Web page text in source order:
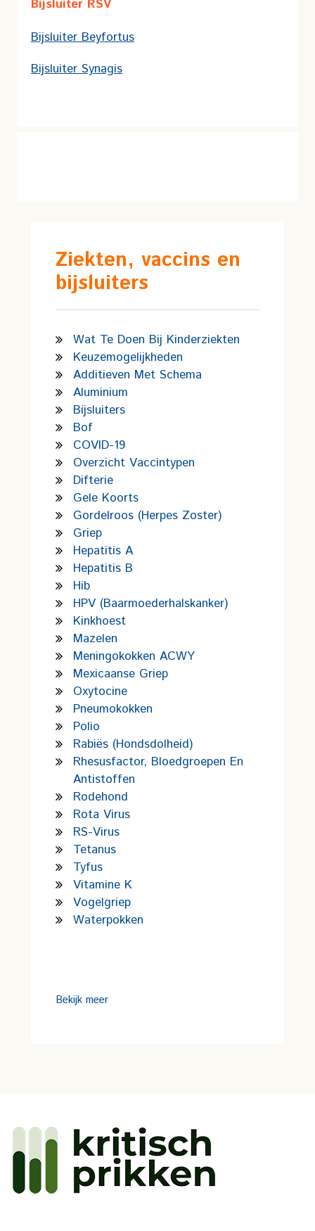
Ziekten, vaccins en
bijsluiters
Wat Te Doen Bij Kinderziekten
Keuzemogelijkheden
Additieven Met Schema
Aluminium
Bijsluiters
Bof
COVID-19
Overzicht Vaccintypen
Difterie
Gele Koorts
Gordelroos (Herpes Zoster)
Griep
Hepatitis A
Hepatitis B
Hib
HPV (Baarmoederhalskanker)
Kinkhoest
Mazelen
Meningokokken ACWY
Mexicaanse Griep
Oxytocine
Pneumokokken
Polio
Rabiës (hondsdolheid)
Rhesusfactor, Bloedgroepen En
Antistoffen
Rodehond
Rota Virus
RS-Virus
Tetanus
Tyfus
Vitamine K
Vogelgriep
Waterpokken
Bekijk meer
Bijsluiter RSV
Bijsluiter Beyfortus
Bijsluiter Synagis